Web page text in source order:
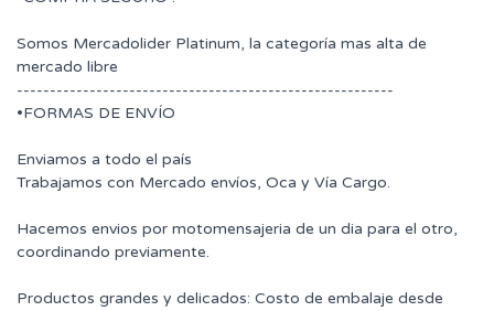
Somos Mercadolider Platinum, la categoría mas alta de
mercado libre
---------------------------------------------------------
•FORMAS DE ENVÍO
Enviamos a todo el país
Trabajamos con Mercado envíos, Oca y Vía Cargo.
Hacemos envios por motomensajeria de un dia para el otro,
coordinando previamente.
Productos grandes y delicados: Costo de embalaje desde